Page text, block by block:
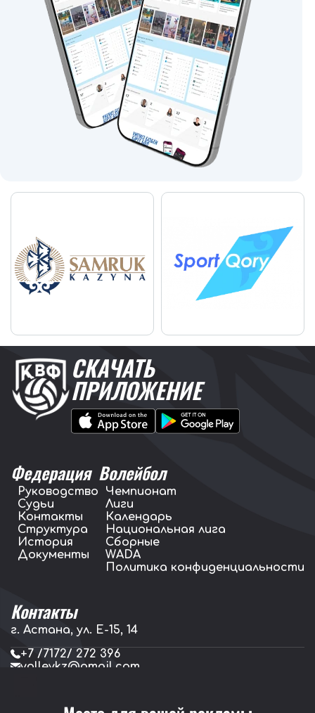
СКАЧАТЬ
ПРИЛОЖЕНИЕ
Федерация
Руководство
Судьи
Контакты
Структура
История
Документы
Волейбол
Чемпионат
Лиги
Календарь
Национальная лига
Сборные
WADA
Политика конфиденциальности
Контакты
г. Астана, ул. E-15, 14
+7 /7172/ 272 396
volleykz@gmail.com